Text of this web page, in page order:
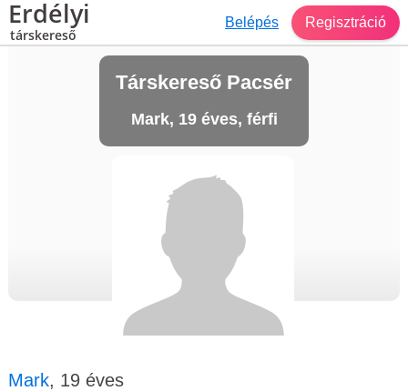
Erdélyi
társkereső
Belépés Regisztráció
Társkereső Pacsér
Mark, 19 éves, férfi
Mark, 19 éves